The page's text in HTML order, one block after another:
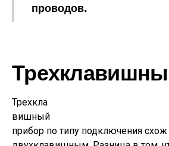
проводов.
Трехкла
вишный
прибор по типу подключения схож